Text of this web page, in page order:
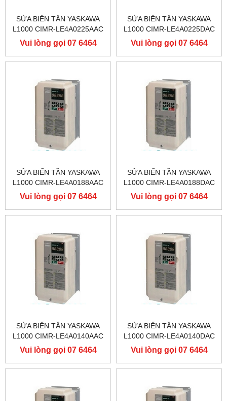
SỬA BIẾN TẦN YASKAWA
L1000 CIMR-LE4A0225AAC
400V 110KW, BIẾN TẦN
YASKAWA L1000
Vui lòng gọi 07 6464
9556
SỬA BIẾN TẦN YASKAWA
L1000 CIMR-LE4A0225DAC
400V 110KW, BIẾN TẦN
YASKAWA L1000
Vui lòng gọi 07 6464
9556
SỬA BIẾN TẦN YASKAWA
L1000 CIMR-LE4A0188AAC
400V 90KW, BIẾN TẦN
YASKAWA L1000
Vui lòng gọi 07 6464
9556
SỬA BIẾN TẦN YASKAWA
L1000 CIMR-LE4A0188DAC
400V 90KW, BIẾN TẦN
YASKAWA L1000
Vui lòng gọi 07 6464
9556
SỬA BIẾN TẦN YASKAWA
L1000 CIMR-LE4A0140AAC
400V 75KW, BIẾN TẦN
YASKAWA L1000
Vui lòng gọi 07 6464
9556
SỬA BIẾN TẦN YASKAWA
L1000 CIMR-LE4A0140DAC
400V 75KW, BIẾN TẦN
YASKAWA L1000
Vui lòng gọi 07 6464
9556